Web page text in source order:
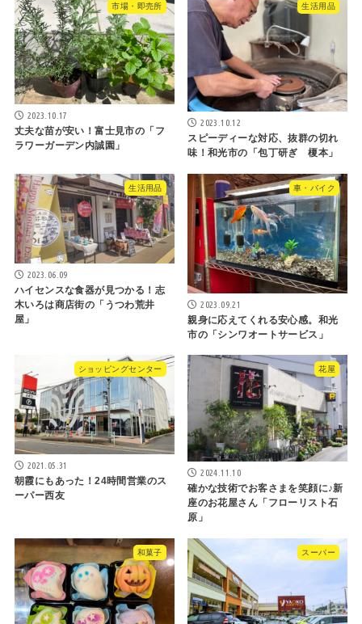
市場・即売所
2023.10.17
丈夫な苗が安い！富士見市の「フ
ラワーガーデン内誠園」
生活用品
2023.10.12
スピーディーな対応、抜群の切れ
味！和光市の「包丁研ぎ 榎本」
生活用品
2023.06.09
ハイセンスな食器が見つかる！志
木いろは商店街の「うつわ荒井
屋」
車・バイク
2023.09.21
親身に応えてくれる安心感。和光
市の「シンワオートサービス」
ショッピングセンター
2021.05.31
朝霞にもあった！24時間営業のス
ーパー西友
花屋
2024.11.10
確かな技術でお客さまを笑顔に♪新
座のお花屋さん「フローリスト石
原」
和菓子 スーパー